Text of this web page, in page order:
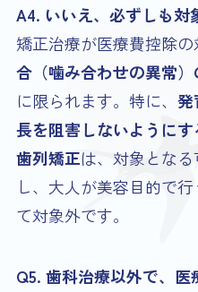
A4. いいえ、必ずしも対
矯正治療が医療費控除の
合（噛み合わせの異常
に限られます。特に、 発
長を阻害しないように
歯列矯正は、対象とな
し、大人が美容目的で
て対象外です。
Q5. 歯科治療以外で、